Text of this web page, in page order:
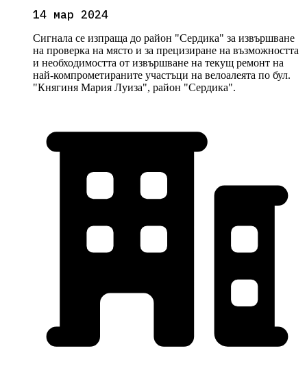
14 мар 2024
Сигнала се изпраща до район "Сердика" за извършване
на проверка на място и за прецизиране на възможността
и необходимостта от извършване на текущ ремонт на
най-компрометираните участъци на велоалеята по бул.
"Княгиня Мария Луиза", район "Сердика".